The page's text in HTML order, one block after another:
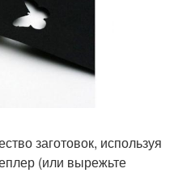
заготовок, используя
(или вырежьте